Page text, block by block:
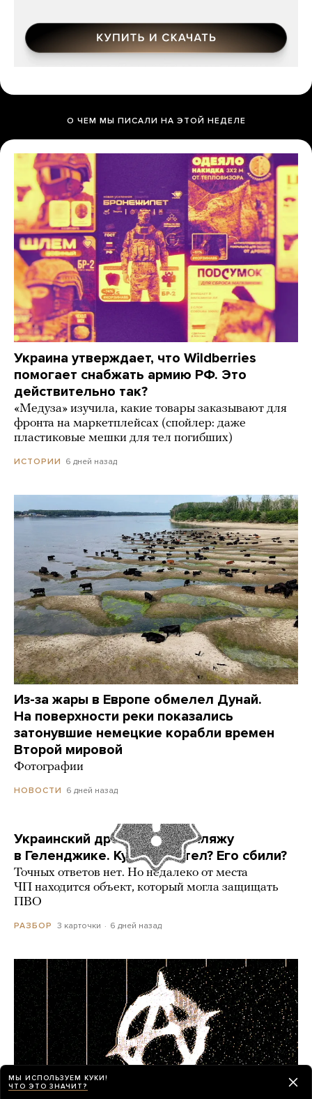
О ЧЕМ МЫ ПИСАЛИ НА ЭТОЙ НЕДЕЛЕ
Украина утверждает, что Wildberries
помогает снабжать армию РФ. Это
действительно так?
«Медуза» изучила, какие товары заказывают для
фронта на маркетплейсах (спойлер: даже
пластиковые мешки для тел погибших)
ИСТОРИИ 6 дней назад
Из-за жары в Европе обмелел Дунай.
На поверхности реки показались
затонувшие немецкие корабли времен
Второй мировой
Фотографии
НОВОСТИ 6 дней назад
Украинский дрон попал по пляжу
в Геленджике. Куда он летел? Его сбили?
Точных ответов нет. Но недалеко от места
ЧП находится объект, который могла защищать
ПВО
РАЗБОР 3 карточки 6 дней назад
МЫ ИСПОЛЬЗУЕМ КУКИ!
ЧТО ЭТО ЗНАЧИТ?